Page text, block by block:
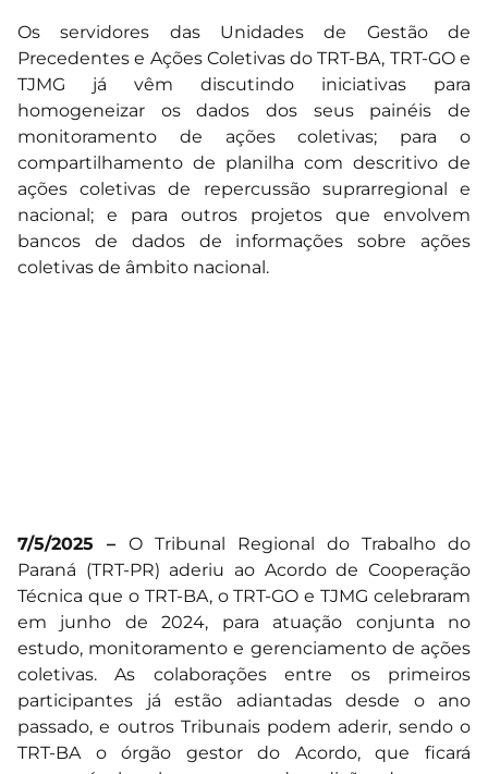
Os servidores das Unidades de Gestão de
Precedentes e Ações Coletivas do TRT-BA, TRT-GO e
TJMG já vêm discutindo iniciativas para
homogeneizar os dados dos seus painéis de
monitoramento de ações coletivas; para o
compartilhamento de planilha com descritivo de
ações coletivas de repercussão suprarregional e
nacional; e para outros projetos que envolvem
bancos de dados de informações sobre ações
coletivas de âmbito nacional.
7/5/2025 – O Tribunal Regional do Trabalho do
Paraná (TRT-PR) aderiu ao Acordo de Cooperação
Técnica que o TRT-BA, o TRT-GO e TJMG celebraram
em junho de 2024, para atuação conjunta no
estudo, monitoramento e gerenciamento de ações
coletivas. As colaborações entre os primeiros
participantes já estão adiantadas desde o ano
passado, e outros Tribunais podem aderir, sendo o
TRT-BA o órgão gestor do Acordo, que ficará